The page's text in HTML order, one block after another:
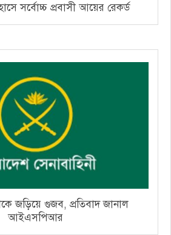
সর্বোচ্চ প্রবাসী আয়ের রেকর্ড
জড়িয়ে গুজব, প্রতিবাদ জানাল
আইএসপিআর